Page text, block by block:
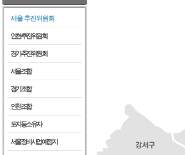
서울 추진위원회
인천추진위원회
경기추진위원회
서울조합
경기조합
인천조합
토지등소유자
서울정비사업예정지